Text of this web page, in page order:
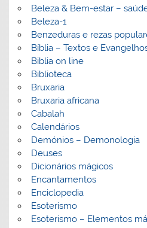
Beleza & Bem-estar –
Beleza-1
Benzeduras e rezas
Bíblia – Textos e
Biblia on line
Biblioteca
Bruxaria
Bruxaria africana
Cabalah
Calendários
Demónios – Demonologia
Deuses
Dicionários mágicos
Encantamentos
Enciclopedia
Esoterismo
Esoterismo – Elementos